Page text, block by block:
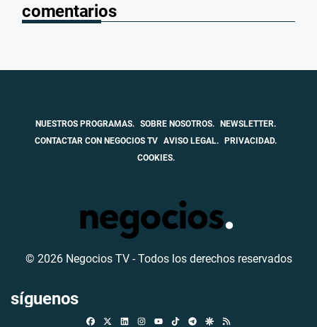
comentarios
NUESTROS PROGRAMAS. SOBRE NOSOTROS. NEWSLETTER.
CONTACTAR CON NEGOCIOS TV AVISO LEGAL. PRIVACIDAD.
COOKIES.
© 2026 Negocios TV - Todos los derechos reservados
síguenos
FacebookLinkedinInstagramTikTokTelegramGoogle Discover